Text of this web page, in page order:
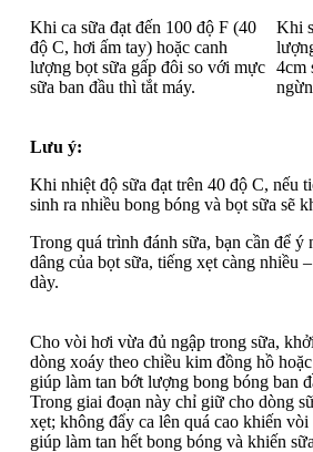
Khi ca sữa đạt đến 100 độ F (40
độ C, hơi ấm tay) hoặc canh
lượng bọt sữa gấp đôi so với mực
sữa ban đầu thì tắt máy.
Khi
4cm
Lưu ý:
Khi nhiệt độ sữa đạt trên 40 độ C, nếu
sinh ra nhiều bong bóng và bọt sữa sẽ
Trong quá trình đánh sữa, bạn cần để ý
dâng của bọt sữa, tiếng xẹt càng nhiều
dày.
Cho vòi hơi vừa đủ ngập trong sữa,
dòng xoáy theo chiều kim đồng hồ
giúp làm tan bớt lượng bong bóng ban
Trong giai đoạn này chỉ giữ cho dòng
xẹt; không đẩy ca lên quá cao khiến
giúp làm tan hết bong bóng và khiến